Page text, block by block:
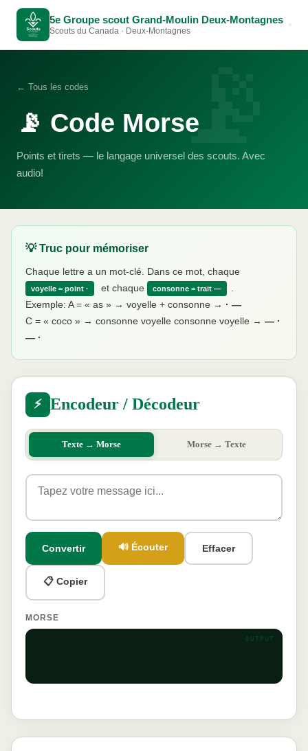
5e Groupe scout Grand-Moulin Deux-Montagnes
Scouts du Canada · Deux-Montagnes
📡
← Tous les codes
📡 Code Morse
Points et tirets — le langage universel des scouts. Avec
audio!
💡 Truc pour mémoriser
Chaque lettre a un mot-clé. Dans ce mot, chaque
voyelle = point · et chaque consonne = trait —
Exemple: A = « as » → voyelle + consonne → · —
C = « coco » → consonne voyelle consonne voyelle → — ·
— ·
⚡ Encodeur / Décodeur
Texte → Morse Morse → Texte
Convertir 🔊 Écouter Effacer
📋 Copier
MORSE